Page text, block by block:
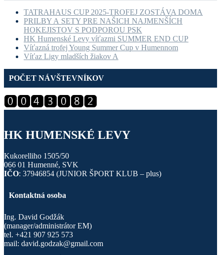
TATRAHAUS CUP 2025-TROFEJ ZOSTÁVA DOMA
PRILBY A SETY PRE NAŠICH NAJMENŠÍCH
HOKEJISTOV S PODPOROU PSK
HK Humenské Levy víťazmi SUMMER END CUP
Víťazná trofej Young Summer Cup v Humennom
Víťaz Ligy mladších žiakov A
POČET NÁVŠTEVNÍKOV
HK HUMENSKÉ LEVY
Kukorelliho 1505/50
066 01 Humenné, SVK
IČO: 37946854 (JUNIOR ŠPORT KLUB – plus)
Kontaktná osoba
Ing. David Godžák
(manager/administrátor EM)
tel. +421 907 925 573
mail: david.godzak@gmail.com